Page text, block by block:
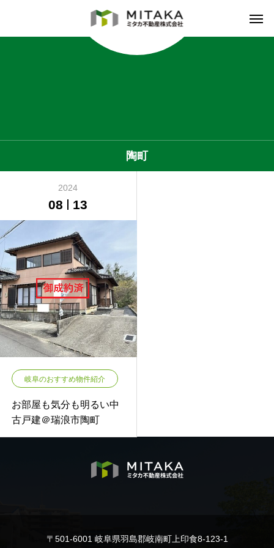
陶町
2024
08 13
岐阜のおすすめ物件紹介
お部屋も気分も明るい中
古戸建＠瑞浪市陶町
〒501-6001 岐阜県羽島郡岐南町上印食8-123-1